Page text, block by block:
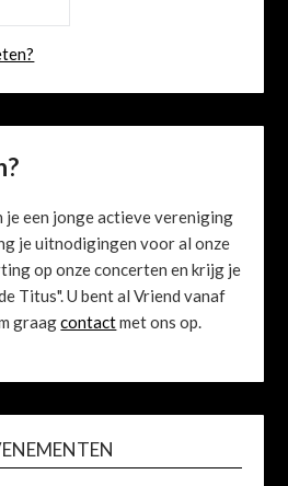
je een jonge actieve vereniging
je uitnodigingen voor al onze
op onze concerten en krijg je
Titus". U bent al Vriend vanaf
graagcontactmet ons op.